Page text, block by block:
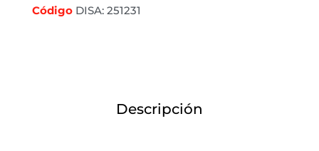
Código DISA: 251231
Descripción